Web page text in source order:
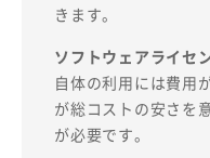
きます。
ソフトウェアライセ
自体の利用には費用
が総コストの安さを
が必要です。